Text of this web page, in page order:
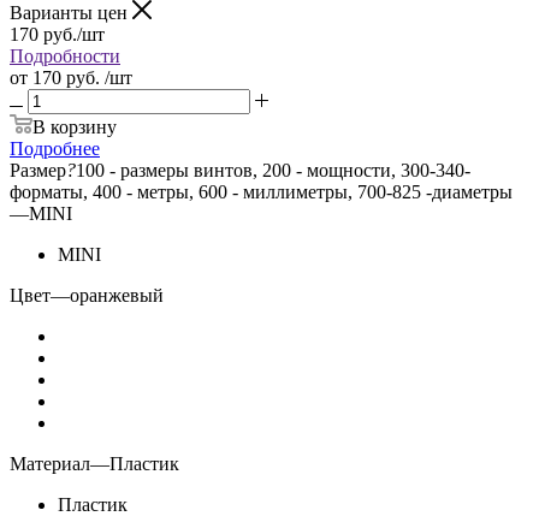
Варианты цен
170 руб./шт
Подробности
от 170 руб. /шт
В корзину
Подробнее
Размер?100 - размеры винтов, 200 - мощности, 300-340-
форматы, 400 - метры, 600 - миллиметры, 700-825 -диаметры
—MINI
MINI
Цвет—оранжевый
Материал—Пластик
Пластик